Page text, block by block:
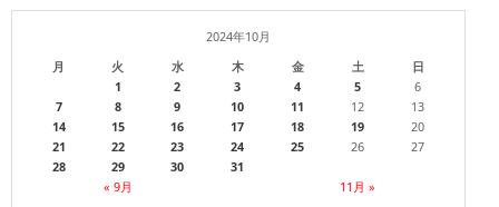
2024年10月
月
火 水 木 金 土 日
« 9月 11月 »
1 2 3 4 5
6
7
8 9 10 11 12
13
14
15 16 17 18 19
20
21
22 23 24 25 26
27
28
29 30 31